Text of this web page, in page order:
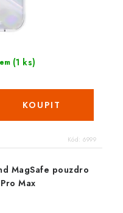
(1 ks)
Kód: 6999
MagSafe pouzdro
Max